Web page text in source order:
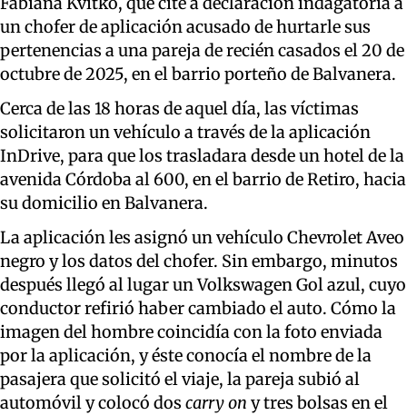
un chofer de aplicación acusado de hurtarle sus
pertenencias a una pareja de recién casados el 20 de
octubre de 2025, en el barrio porteño de Balvanera.
Cerca de las 18 horas de aquel día, las víctimas
solicitaron un vehículo a través de la aplicación
InDrive, para que los trasladara desde un hotel de la
avenida Córdoba al 600, en el barrio de Retiro, hacia
su domicilio en Balvanera.
La aplicación les asignó un vehículo Chevrolet Aveo
negro y los datos del chofer. Sin embargo, minutos
después llegó al lugar un Volkswagen Gol azul, cuyo
conductor refirió haber cambiado el auto. Cómo la
imagen del hombre coincidía con la foto enviada
por la aplicación, y éste conocía el nombre de la
pasajera que solicitó el viaje, la pareja subió al
automóvil y colocó dos carry on y tres bolsas en el